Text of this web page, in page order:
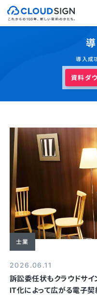
導入成
資料ダ
士業
2026.06.11
訴訟委任状もクラウドサ
IT化によって広がる電子